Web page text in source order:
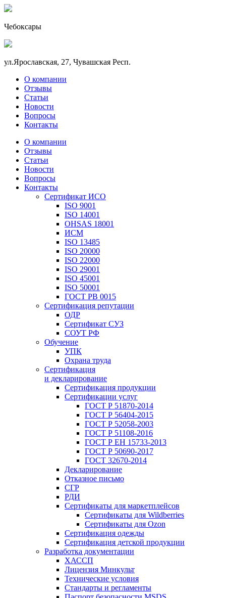
Чебоксары
ул.Ярославская, 27, Чувашская Респ.
О компании
Отзывы
Статьи
Новости
Вопросы
Контакты
О компании
Отзывы
Статьи
Новости
Вопросы
Контакты
Сертификат ИСО
ISO 9001
ISO 14001
OHSAS 18001
ИСМ
ISO 13485
ISO 20000
ISO 22000
ISO 29001
ISO 45001
ISO 50001
ГОСТ РВ 0015
Сертификация репутации
ОДР
Сертификат СУЗ
СОУТ РФ
Обучение
УПК
Охрана труда
Сертификация
и декларирование
Сертификация продукции
Сертификации услуг
ГОСТ Р 51870-2014
ГОСТ Р 56404-2015
ГОСТ Р 52058-2003
ГОСТ Р 51108-2016
ГОСТ Р ЕН 15733-2013
ГОСТ Р 50690-2017
ГОСТ 32670-2014
Декларирование
Отказное письмо
СГР
РДИ
Сертификаты для маркетплейсов
Сертификаты для Wildberries
Сертификаты для Ozon
Сертификация одежды
Сертификация детской продукции
Разработка документации
ХАССП
Лицензия Минкульт
Технические условия
Стандарты и регламенты